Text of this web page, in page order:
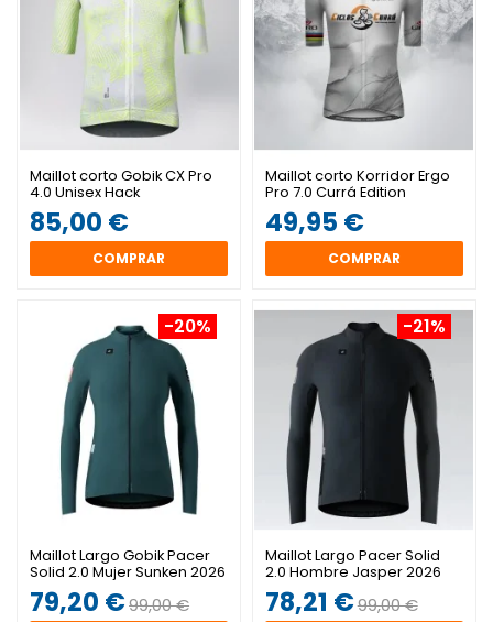
Maillot corto Gobik CX Pro
4.0 Unisex Hack
85,00 €
COMPRAR
Maillot corto Korridor Ergo
Pro 7.0 Currá Edition
49,95 €
COMPRAR
-20%
Maillot Largo Gobik Pacer
Solid 2.0 Mujer Sunken 2026
79,20 €99,00 €
-21%
Maillot Largo Pacer Solid
2.0 Hombre Jasper 2026
78,21 €99,00 €